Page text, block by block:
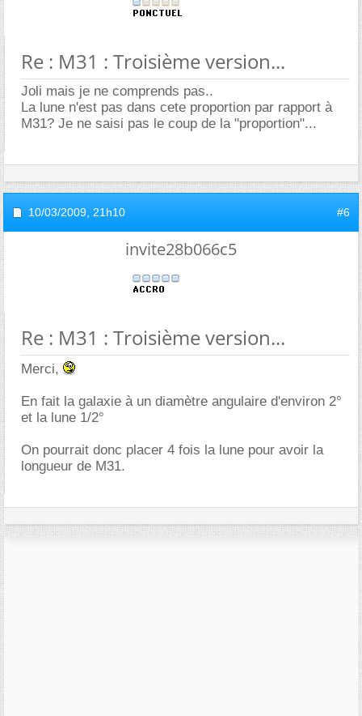
Re : M31 : Troisième version...
Joli mais je ne comprends pas..
La lune n'est pas dans cete proportion par rapport à
M31? Je ne saisi pas le coup de la "proportion"...
10/03/2009, 21h10 #6
invite28b066c5
Re : M31 : Troisième version...
Merci,
En fait la galaxie à un diamètre angulaire d'environ 2°
et la lune 1/2°
On pourrait donc placer 4 fois la lune pour avoir la
longueur de M31.